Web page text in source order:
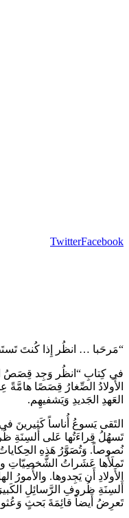
Facebook
Twitter
“مَرحَبا … انظُر إِذا كُنتَ
في كِتابِ “انظُر وَجِد قِصَصُ
الأَولادُ الصِّغارُ قِصَصًا
العَهدِ الجَديدِ وَيَشفيهِم.
التَقى يَسوعُ أُناساً كَثيرينَ
تَسهُلُ قِراءَتُها عَلى أَلسِنَةِ
نُصوصاً. وَتُصَوَّرُ هَذِهِ
تَملَأُها عَشَراتُ الشَّخصِيّاتِ
الأَولادِ أَن يَجِدوها. والأُمورُ
أَلسِنَةِ ظُروفِ الرَّسائِلِ
تَعرِضُ أَيضاً قائِمَةَ بَحثٍ